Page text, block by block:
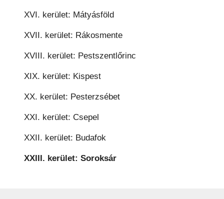
XVI. kerület: Mátyásföld
XVII. kerület: Rákosmente
XVIII. kerület: Pestszentlőrinc
XIX. kerület: Kispest
XX. kerület: Pesterzsébet
XXI. kerület: Csepel
XXII. kerület: Budafok
XXIII. kerület: Soroksár